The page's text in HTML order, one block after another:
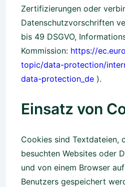
Zertifizierungen oder
Datenschutzvorschriften
bis 49 DSGVO,
Kommission: https://
topic/data-protection/
data-protection_de ).
Einsatz von
Cookies sind Textdateien,
besuchten Websites oder
und von einem Browser
Benutzers gespeichert